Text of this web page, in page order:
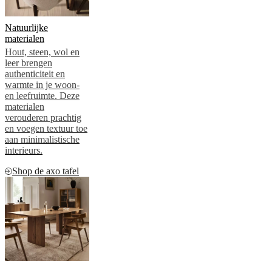
and
Natuurlijke
materialen
Hout, steen, wol en
leer brengen
authenticiteit en
warmte in je woon-
en leefruimte. Deze
materialen
verouderen prachtig
en voegen textuur toe
aan minimalistische
interieurs.
Shop de axo tafel